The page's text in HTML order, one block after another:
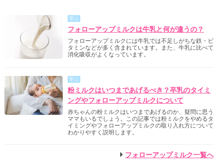
学ぶ
フォローアップミルクは牛乳と何が違うの？
フォローアップミルクには牛乳では不足しがちな鉄・ビ
タミンなどが多く含まれています。また、牛乳に比べて
消化吸収がよくなっています。
学ぶ
粉ミルクはいつまであげるべき？卒乳のタイミ
ングやフォローアップミルクについて
赤ちゃんの粉ミルクはいつまであげるのか、疑問に思う
ママもいるでしょう。この記事では粉ミルクをやめるタ
イミングやフォローアップミルクの取り入れ方について
わかりやすく説明します。
フォローアップミルク一覧へ